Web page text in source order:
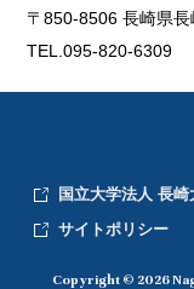
〒850-8506 長崎県長
TEL.095-820-6309
国立大学法人 長崎
サイトポリシー
Copyright © 2026